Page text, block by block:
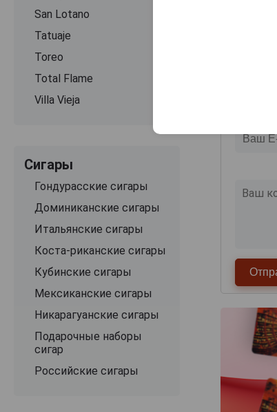
San Lotano
Tatuaje
Toreo
Total Flame
Villa Vieja
Сигары
Гондурасские сигары
Доминиканские сигары
Итальянские сигары
Коста-риканские сигары
Кубинские сигары
Мексиканские сигары
Никарагуанские сигары
Подарочные наборы
сигар
Российские сигары